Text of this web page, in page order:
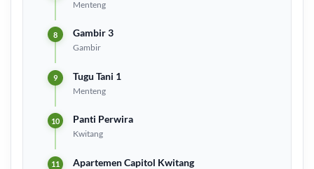
Menteng
Gambir 3
Gambir
Tugu Tani 1
Menteng
Panti Perwira
Kwitang
Apartemen Capitol Kwitang